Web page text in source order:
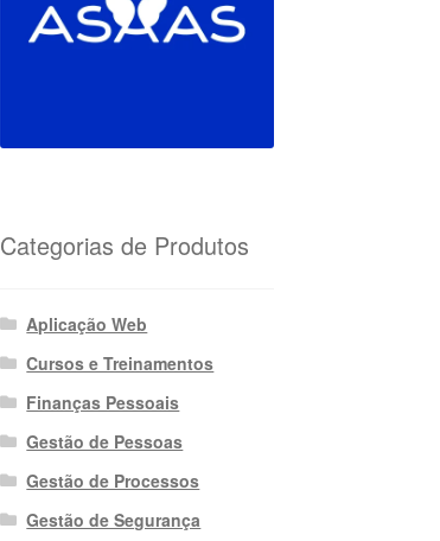
Categorias de Produtos
Aplicação Web
Cursos e Treinamentos
Finanças Pessoais
Gestão de Pessoas
Gestão de Processos
Gestão de Segurança